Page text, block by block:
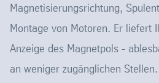
Magnetisierungsrichtung,
Montage von Motoren. Er liefert
Anzeige des Magnetpols -
an weniger zugänglichen Stellen.